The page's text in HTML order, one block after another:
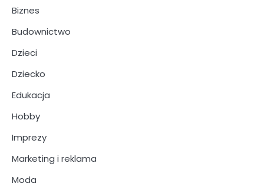
Biznes
Budownictwo
Dzieci
Dziecko
Edukacja
Hobby
Imprezy
Marketing i reklama
Moda